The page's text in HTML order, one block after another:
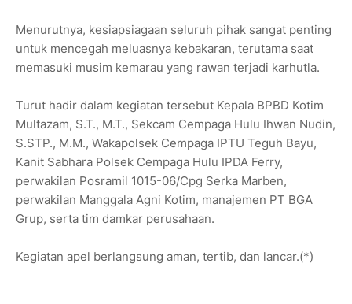
Menurutnya, kesiapsiagaan seluruh pihak sangat penting
untuk mencegah meluasnya kebakaran, terutama saat
memasuki musim kemarau yang rawan terjadi karhutla.
Turut hadir dalam kegiatan tersebut Kepala BPBD Kotim
Multazam, S.T., M.T., Sekcam Cempaga Hulu Ihwan Nudin,
S.STP., M.M., Wakapolsek Cempaga IPTU Teguh Bayu,
Kanit Sabhara Polsek Cempaga Hulu IPDA Ferry,
perwakilan Posramil 1015-06/Cpg Serka Marben,
perwakilan Manggala Agni Kotim, manajemen PT BGA
Grup, serta tim damkar perusahaan.
Kegiatan apel berlangsung aman, tertib, dan lancar.(*)